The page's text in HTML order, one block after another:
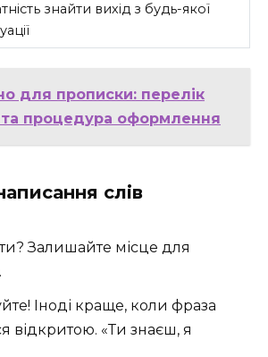
знайти вихід з будь-якої
для прописки: перелік
та процедура оформлення
слів
Залишайте місце для
Іноді краще, коли фраза
відкритою. «Ти знаєш, я